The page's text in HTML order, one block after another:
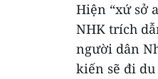
Hiện “xứ sở
NHK trích
người dân
kiến sẽ đi